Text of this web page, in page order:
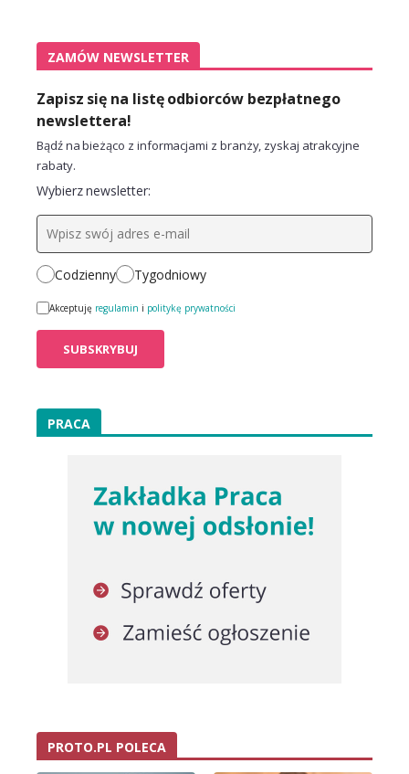
ZAMÓW NEWSLETTER
Zapisz się na listę odbiorców bezpłatnego
newslettera!
Bądź na bieżąco z informacjami z branży, zyskaj atrakcyjne
rabaty.
Wybierz newsletter:
Codzienny Tygodniowy
Akceptuję regulamin i politykę prywatności
PRACA
PROTO.PL POLECA